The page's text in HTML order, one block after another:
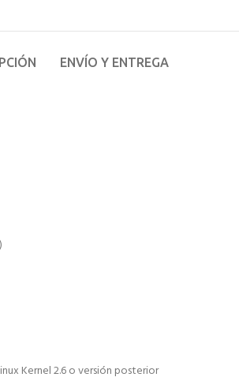
ENVÍO Y ENTREGA
Kernel 2.6 o versión posterior